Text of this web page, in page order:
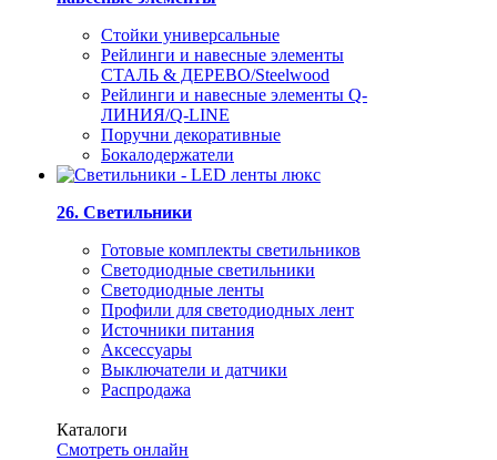
Стойки универсальные
Рейлинги и навесные элементы
СТАЛЬ & ДЕРЕВО/Steelwood
Рейлинги и навесные элементы Q-
ЛИНИЯ/Q-LINE
Поручни декоративные
Бокалодержатели
26. Светильники
Готовые комплекты светильников
Светодиодные светильники
Светодиодные ленты
Профили для светодиодных лент
Источники питания
Аксессуары
Выключатели и датчики
Распродажа
Каталоги
Смотреть онлайн